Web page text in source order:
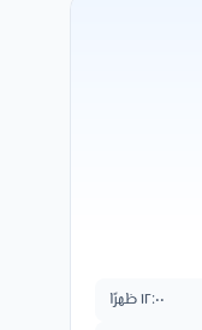
١٢:٠٠ ظهرًا